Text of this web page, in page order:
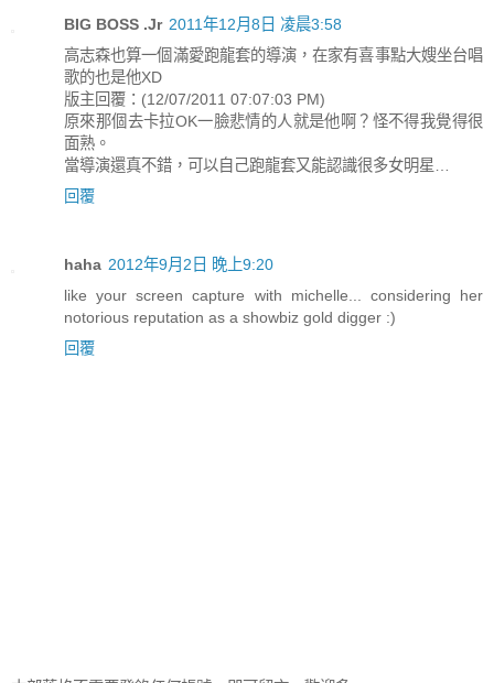
BIG BOSS .Jr 2011年12月8日 凌晨3:58
高志森也算一個滿愛跑龍套的導演，在家有喜事點大嫂坐台唱
歌的也是他XD
版主回覆：(12/07/2011 07:07:03 PM)
原來那個去卡拉OK一臉悲情的人就是他啊？怪不得我覺得很
面熟。
當導演還真不錯，可以自己跑龍套又能認識很多女明星…
回覆
haha 2012年9月2日 晚上9:20
like your screen capture with michelle... considering her
notorious reputation as a showbiz gold digger :)
回覆